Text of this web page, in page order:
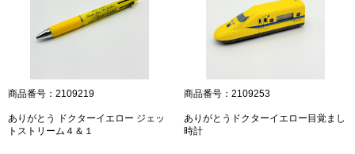
商品番号：2109219
ありがとう ドクターイエロー ジェッ
トストリーム４＆１
商品番号：2109253
ありがとうドクターイエロー目覚まし
時計